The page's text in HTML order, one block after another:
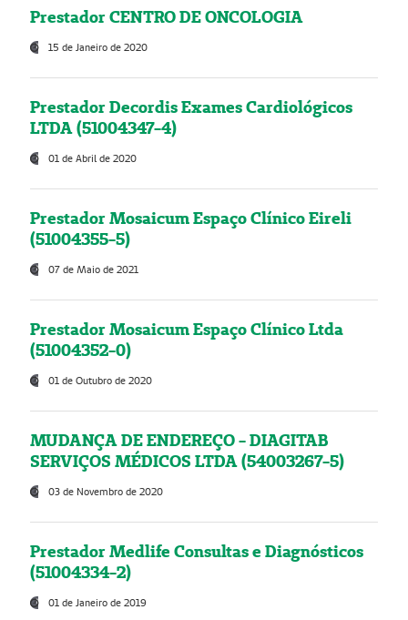
Prestador CENTRO DE ONCOLOGIA
15 de Janeiro de 2020
Prestador Decordis Exames Cardiológicos
LTDA (51004347-4)
01 de Abril de 2020
Prestador Mosaicum Espaço Clínico Eireli
(51004355-5)
07 de Maio de 2021
Prestador Mosaicum Espaço Clínico Ltda
(51004352-0)
01 de Outubro de 2020
MUDANÇA DE ENDEREÇO - DIAGITAB
SERVIÇOS MÉDICOS LTDA (54003267-5)
03 de Novembro de 2020
Prestador Medlife Consultas e Diagnósticos
(51004334-2)
01 de Janeiro de 2019